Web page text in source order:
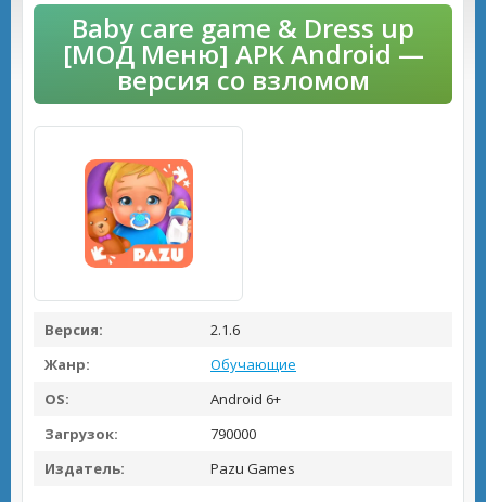
Baby care game & Dress up
[МОД Меню] APK Android —
версия со взломом
Версия:
2.1.6
Жанр:
Обучающие
OS:
Android 6+
Загрузок:
790000
Издатель:
Pazu Games